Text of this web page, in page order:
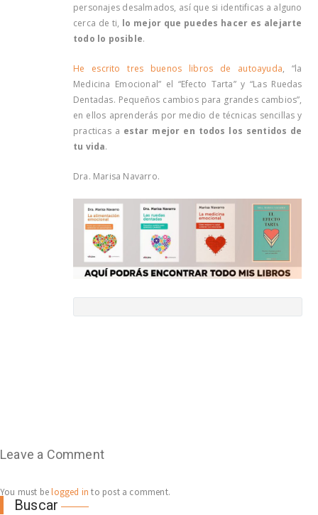
personajes desalmados, así que si identificas a alguno
cerca de ti, lo mejor que puedes hacer es alejarte
todo lo posible.
He escrito tres buenos libros de autoayuda, “la
Medicina Emocional” el “Efecto Tarta” y “Las Ruedas
Dentadas. Pequeños cambios para grandes cambios”,
en ellos aprenderás por medio de técnicas sencillas y
practicas a estar mejor en todos los sentidos de
tu vida.
Dra. Marisa Navarro.
Leave a Comment
You must belogged in to post a comment.
Buscar